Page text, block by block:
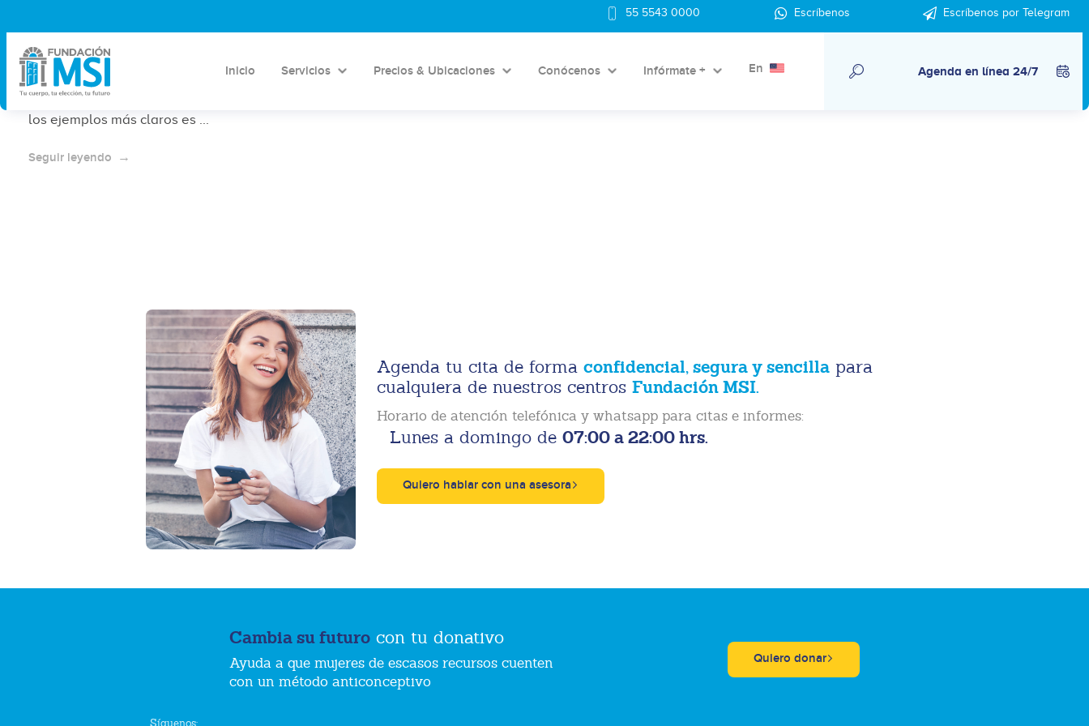
55 5543 0000 Escríbenos Escríbenos por Telegram
Inicio Servicios Precios & Ubicaciones Conócenos Infórmate + En Agenda en línea 24/7
La legalización del aborto en México ha sido un
proceso complejo, y muchas veces ha avanzado
debido a situaciones urgentes e ineludibles que han
"obligado" a las autoridades a tomar acción. Uno de
los ejemplos más claros es ...
Seguir leyendo
Agenda tu cita de forma confidencial, segura y sencillapara
cualquiera de nuestros centros Fundación MSI.
Horario de atención telefónica y whatsapp para citas e informes:
Lunes a domingo de 07:00 a 22:00 hrs.
Quiero hablar con una asesora
Cambia su futuro con tu donativo
Ayuda a que mujeres de escasos recursos cuenten
con un método anticonceptivo
Quiero donar